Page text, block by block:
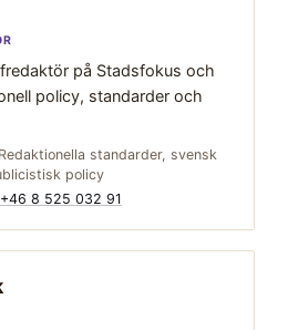
på Stadsfokus och
policy, standarder och
Redaktionella standarder, svensk
policy
+46 8 525 032 91